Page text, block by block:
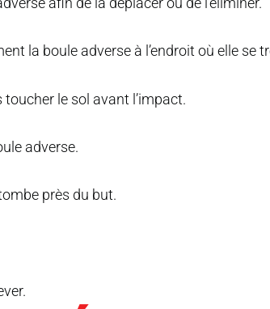
la boule adverse à l’endroit où elle se
le sol avant l’impact.
adverse.
près du but.